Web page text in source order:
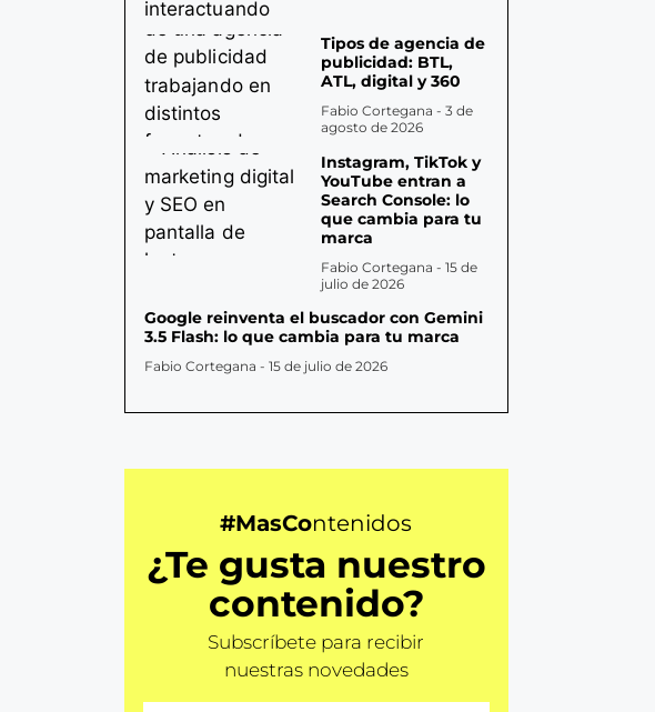
Tipos de agencia de
publicidad: BTL,
ATL, digital y 360
Fabio Cortegana 3 de
agosto de 2026
Instagram, TikTok y
YouTube entran a
Search Console: lo
que cambia para tu
marca
Fabio Cortegana 15 de
julio de 2026
Google reinventa el buscador con Gemini
3.5 Flash: lo que cambia para tu marca
Fabio Cortegana 15 de julio de 2026
#MasContenidos
¿Te gusta nuestro
contenido?
Subscríbete para recibir
nuestras novedades